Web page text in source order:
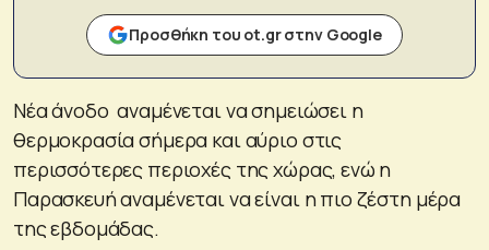
Προσθήκη του ot.gr στην Google
Νέα άνοδο αναμένεται να σημειώσει η
θερμοκρασία σήμερα και αύριο στις
περισσότερες περιοχές της χώρας, ενώ η
Παρασκευή αναμένεται να είναι η πιο ζέστη μέρα
της εβδομάδας.